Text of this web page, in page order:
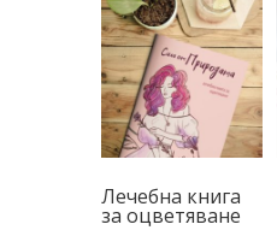
Лечебна книга
за оцветяване